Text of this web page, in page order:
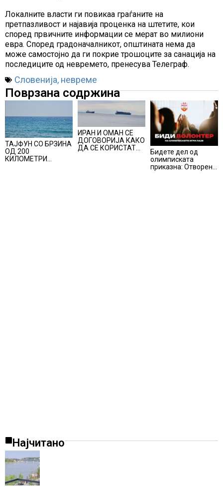
Локалните власти ги повикаа граѓаните на
претпазливост и најавија проценка на штетите, кои
според првичните информации се мерат во милиони
евра. Според градоначалникот, општината нема да
може самостојно да ги покрие трошоците за санација на
последиците од невремето, пренесува Телеграф.
Словенија, невреме
Поврзана содржина
ТАЈФУН СО БРЗИНА
ОД 200
КИЛОМЕТРИ
ИРАН И ОМАН СЕ
ДОГОВОРИЈА КАКО
ДА СЕ КОРИСТАТ
Бидете дел од
олимписката
приказна: Отворени
Најчитано